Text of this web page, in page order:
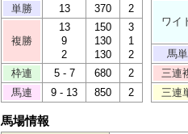
単勝 13 370 2
複勝
13
9
2
150
130
130
3
1
2
枠連
5 - 7 680
2
馬連
9 - 13 850 2
ワイ
馬単
三連
三連
馬場情報